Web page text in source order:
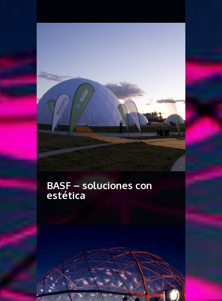
BASF – soluciones con
estética